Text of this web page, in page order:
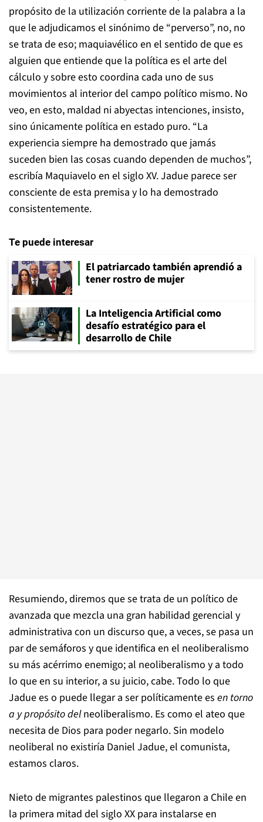
propósito de la utilización corriente de la palabra a la
que le adjudicamos el sinónimo de “perverso”, no, no
se trata de eso; maquiavélico en el sentido de que es
alguien que entiende que la política es el arte del
cálculo y sobre esto coordina cada uno de sus
movimientos al interior del campo político mismo. No
veo, en esto, maldad ni abyectas intenciones, insisto,
sino únicamente política en estado puro. “La
experiencia siempre ha demostrado que jamás
suceden bien las cosas cuando dependen de muchos”,
escribía Maquiavelo en el siglo XV. Jadue parece ser
consciente de esta premisa y lo ha demostrado
consistentemente.
Te puede interesar
El patriarcado también aprendió a
tener rostro de mujer
La Inteligencia Artificial como
desafío estratégico para el
desarrollo de Chile
Resumiendo, diremos que se trata de un político de
avanzada que mezcla una gran habilidad gerencial y
administrativa con un discurso que, a veces, se pasa un
par de semáforos y que identifica en el neoliberalismo
su más acérrimo enemigo; al neoliberalismo y a todo
lo que en su interior, a su juicio, cabe. Todo lo que
Jadue es o puede llegar a ser políticamente es en torno
a y propósito delneoliberalismo. Es como el ateo que
necesita de Dios para poder negarlo. Sin modelo
neoliberal no existiría Daniel Jadue, el comunista,
estamos claros.
Nieto de migrantes palestinos que llegaron a Chile en
la primera mitad del siglo XX para instalarse en